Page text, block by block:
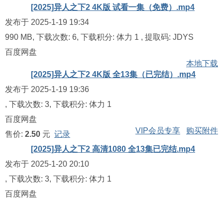
[2025]异人之下2 4K版 试看一集（免费）.mp4
发布于 2025-1-19 19:34
990 MB, 下载次数: 6, 下载积分: 体力 1 , 提取码: JDYS
百度网盘
本地下载
[2025]异人之下2 4K版 全13集（已完结）.mp4
发布于 2025-1-19 19:36
, 下载次数: 3, 下载积分: 体力 1
百度网盘
售价: 2.50 元 记录 VIP会员专享 购买附件
[2025]异人之下2 高清1080 全13集已完结.mp4
发布于 2025-1-20 20:10
, 下载次数: 3, 下载积分: 体力 1
百度网盘